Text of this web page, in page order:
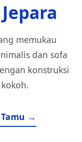
memukau
dan sofa
konstruksi
→